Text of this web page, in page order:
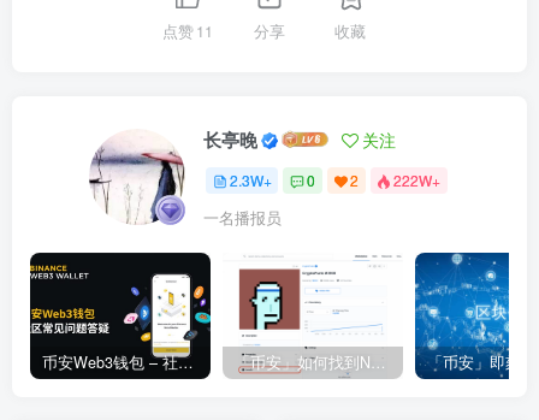
点赞11 分享 收藏
长亭晚 关注
2.3W+ 0 2 222W+
一名播报员
币安Web3钱包 – 社区常见问题答疑 「币安」如何找到NFT合约地址？